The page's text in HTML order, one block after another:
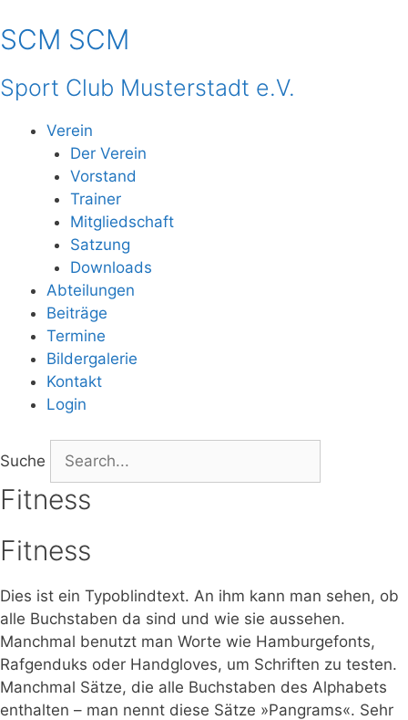
Inhalt
springen
SCM SCM
Sport Club Musterstadt e.V.
Verein
Der Verein
Vorstand
Trainer
Mitgliedschaft
Satzung
Downloads
Abteilungen
Beiträge
Termine
Bildergalerie
Kontakt
Login
Suche
Fitness
Fitness
Dies ist ein Typoblindtext. An ihm kann man sehen, ob
alle Buchstaben da sind und wie sie aussehen.
Manchmal benutzt man Worte wie Hamburgefonts,
Rafgenduks oder Handgloves, um Schriften zu testen.
Manchmal Sätze, die alle Buchstaben des Alphabets
enthalten – man nennt diese Sätze »Pangrams«. Sehr